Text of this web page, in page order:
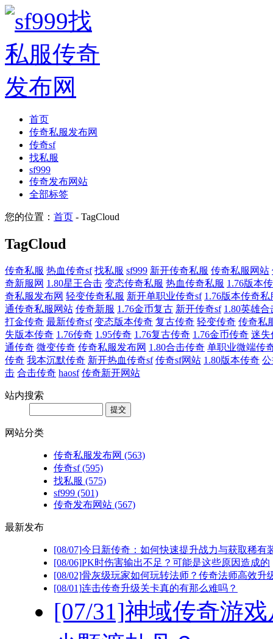
首页
传奇私服发布网
传奇sf
找私服
sf999
传奇发布网站
全部标签
您的位置： 首页 - TagCloud
TagCloud
传奇私服 热血传奇sf 找私服 sf999 新开传奇私服 传奇私服网站
奇新服网 1.80星王合击 变态传奇私服 热血传奇私服 1.76版本
奇私服发布网 轻变传奇私服 新开单职业传奇sf 1.76版本传奇私
通传奇私服网站 传奇新服 1.76金币复古 新开传奇sf 1.80英雄合
打金传奇 最新传奇sf 变态版本传奇 复古传奇 轻变传奇 传奇私
失版本传奇 1.76传奇 1.95传奇 1.76复古传奇 1.76金币传奇 迷失
通传奇 微变传奇 传奇私服发布网 1.80合击传奇 单职业微端传
传奇 我本沉默传奇 新开热血传奇sf 传奇sf网站 1.80版本传奇
击 合击传奇 haosf 传奇新开网站
站内搜索
网站分类
传奇私服发布网 (563)
传奇sf(595)
找私服 (575)
sf999 (501)
传奇发布网站 (567)
最新发布
[08/07]今日新传奇：如何快速提升战力与获取稀有
[08/06]PK时伤害输出不足？可能是这些原因造成的
[08/02]骨灰级玩家如何玩转法师？传奇法师高效升
[08/01]连击传奇升级关卡真的有那么难吗？
[07/31]神域传奇游